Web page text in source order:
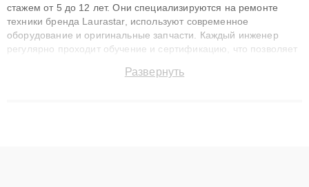
стажем от 5 до 12 лет. Они специализируются на ремонте
техники бренда Laurastar, используют современное
оборудование и оригинальные запчасти. Каждый инженер
регулярно проходит обучение и сертификацию, что позволяет
технику с сохранением гарантии до 3 лет. Наши мастера
Развернуть